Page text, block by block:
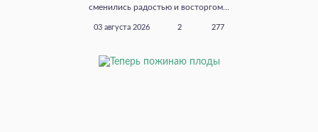
сменились радостью и восторгом...
03 августа 2026 2 277